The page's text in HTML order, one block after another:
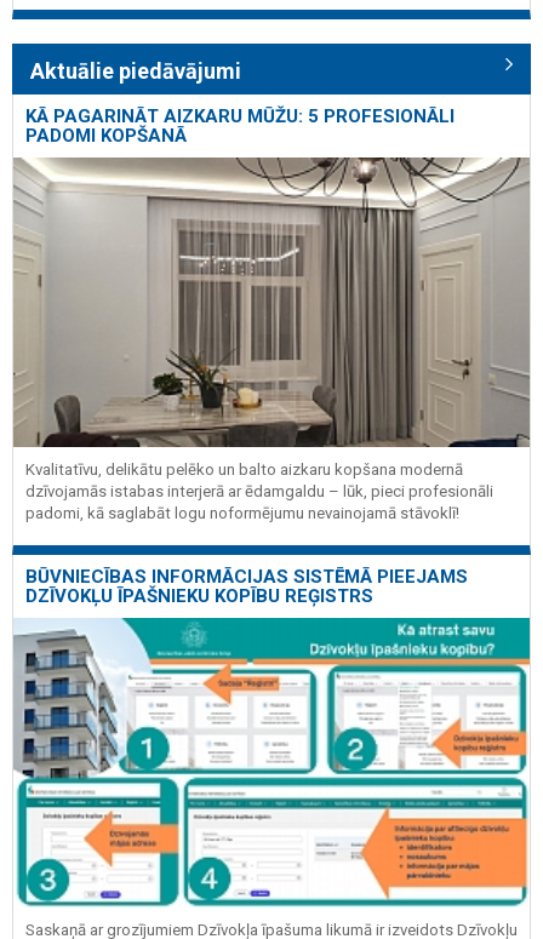
Aktuālie piedāvājumi
KĀ PAGARINĀT AIZKARU MŪŽU: 5 PROFESIONĀLI
PADOMI KOPŠANĀ
Kvalitatīvu, delikātu pelēko un balto aizkaru kopšana modernā
dzīvojamās istabas interjerā ar ēdamgaldu – lūk, pieci profesionāli
padomi, kā saglabāt logu noformējumu nevainojamā stāvoklī!
BŪVNIECĪBAS INFORMĀCIJAS SISTĒMĀ PIEEJAMS
DZĪVOKĻU ĪPAŠNIEKU KOPĪBU REĢISTRS
Saskaņā ar grozījumiem Dzīvokļa īpašuma likumā ir izveidots Dzīvokļu